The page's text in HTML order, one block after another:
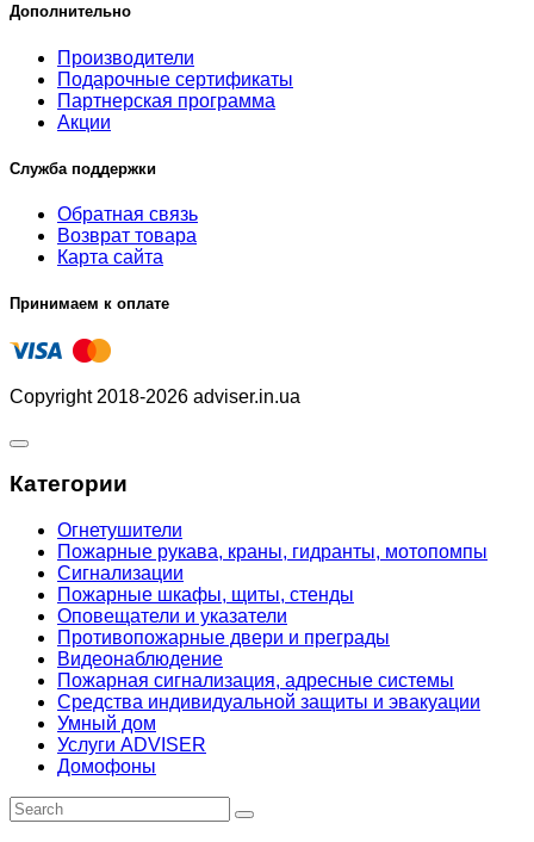
Дополнительно
Производители
Подарочные сертификаты
Партнерская программа
Акции
Служба поддержки
Обратная связь
Возврат товара
Карта сайта
Принимаем к оплате
Copyright 2018-2026 adviser.in.ua
Категории
Огнетушители
Пожарные рукава, краны, гидранты, мотопомпы
Сигнализации
Пожарные шкафы, щиты, стенды
Оповещатели и указатели
Противопожарные двери и преграды
Видеонаблюдение
Пожарная сигнализация, адресные системы
Средства индивидуальной защиты и эвакуации
Умный дом
Услуги ADVISER
Домофоны